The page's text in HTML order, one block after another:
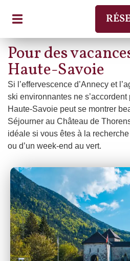
Pour des
Haute-Savoie
Si l’effervescence d’Annecy et
ski environnantes ne s’accordent
Haute-Savoie peut se montrer
Séjourner au Château de
idéale si vous êtes à la
ou d’un week-end au vert.